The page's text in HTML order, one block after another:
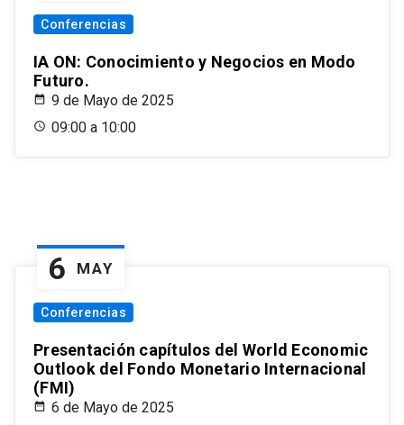
Conferencias
IA ON: Conocimiento y Negocios en Modo
Futuro.
9 de Mayo de 2025
09:00 a 10:00
6 MAY
Conferencias
Presentación capítulos del World Economic
Outlook del Fondo Monetario Internacional
(FMI)
6 de Mayo de 2025